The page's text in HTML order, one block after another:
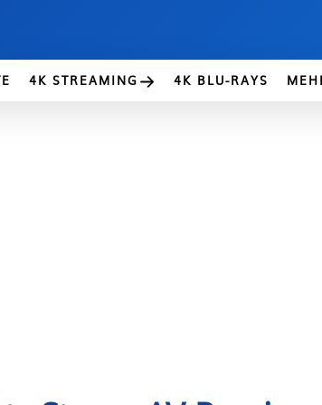
4K STREAMING 4K BLU-RAYS